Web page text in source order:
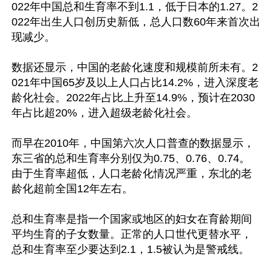
022年中国总和生育率不到1.1，低于日本的1.27。2
022年出生人口创历史新低，总人口数60年来首次出
现减少。
数据还显示，中国的老龄化速度和规模前所未有。2
021年中国65岁及以上人口占比14.2%，进入深度老
龄化社会。2022年占比上升至14.9%，预计在2030
年占比超20%，进入超级老龄化社会。
而早在2010年，中国第六次人口普查的数据显示，
东三省的总和生育率分别仅为0.75、0.76、0.74。
由于生育率超低，人口老龄化情况严重，东北的老
龄化超前全国12年左右。
总和生育率是指一个国家或地区的妇女在育龄期间
平均生育的子女数量。正常的人口世代更替水平，
总和生育率至少要达到2.1，1.5被认为是警戒线。